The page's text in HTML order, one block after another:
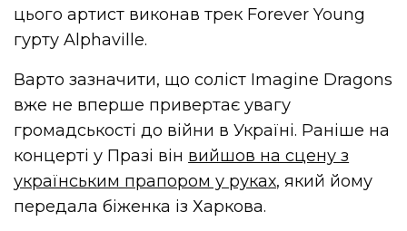
цього артист виконав трек Forever Young
гурту Alphaville.
Варто зазначити, що соліст Imagine Dragons
вже не вперше привертає увагу
громадськості до війни в Україні. Раніше на
концерті у Празі він вийшов на сцену з
українським прапором у руках, який йому
передала біженка із Харкова.